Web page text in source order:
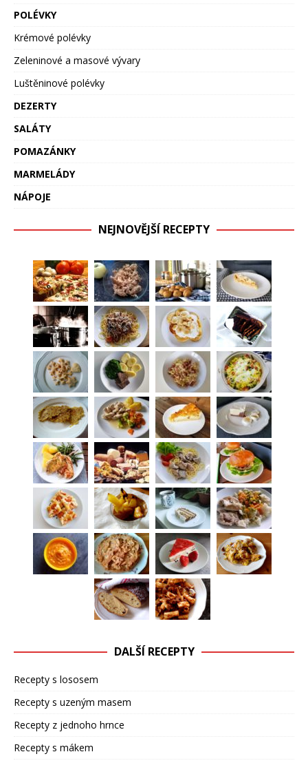
POLÉVKY
Krémové polévky
Zeleninové a masové vývary
Luštěninové polévky
DEZERTY
SALÁTY
POMAZÁNKY
MARMELÁDY
NÁPOJE
NEJNOVĚJŠÍ RECEPTY
DALŠÍ RECEPTY
Recepty s lososem
Recepty s uzeným masem
Recepty z jednoho hrnce
Recepty s mákem